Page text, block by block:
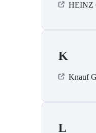
HEINZ
K
Knauf
L